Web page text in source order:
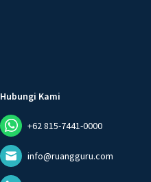
Hubungi Kami
+62 815-7441-0000
info@ruangguru.com